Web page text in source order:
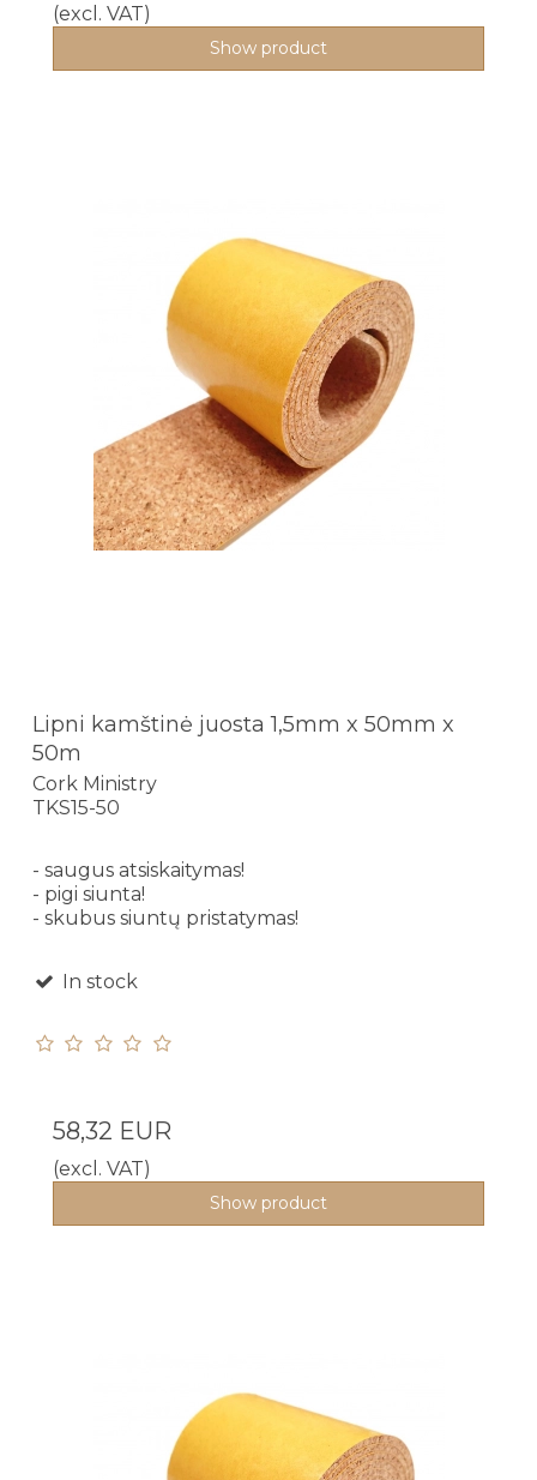
(excl. VAT)
Show product
Lipni kamštinė juosta 1,5mm x 50mm x
50m
Cork Ministry
TKS15-50
- saugus atsiskaitymas!
- pigi siunta!
- skubus siuntų pristatymas!
In stock
58,32 EUR
(excl. VAT)
Show product